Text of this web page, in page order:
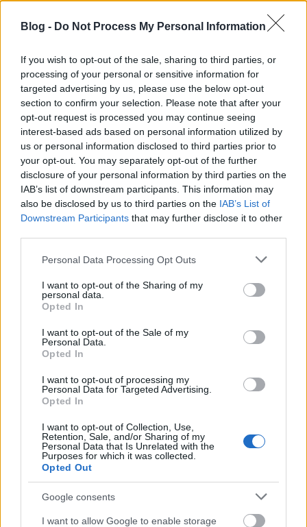
Blog - Do Not Process My Personal Information
If you wish to opt-out of the sale, sharing to third parties, or
processing of your personal or sensitive information for
targeted advertising by us, please use the below opt-out
section to confirm your selection. Please note that after your
opt-out request is processed you may continue seeing
interest-based ads based on personal information utilized by
us or personal information disclosed to third parties prior to
your opt-out. You may separately opt-out of the further
disclosure of your personal information by third parties on the
IAB’s list of downstream participants. This information may
also be disclosed by us to third parties on the IAB’s List of
Downstream Participants that may further disclose it to other
Please note that this website/app uses one or more Google
not limited to your visit or usage behaviour. You may click to
grant or deny consent to Google and its third-party tags to
use your data for below specified purposes in below Google
consent section.
Personal Data Processing Opt Outs
I want to opt-out of the Sharing of my
personal data.
Opted In
I want to opt-out of the Sale of my
Personal Data.
Opted In
I want to opt-out of processing my
Personal Data for Targeted Advertising.
Opted In
I want to opt-out of Collection, Use,
Retention, Sale, and/or Sharing of my
Personal Data that Is Unrelated with the
Purposes for which it was collected.
Opted Out
Google consents
I want to allow Google to enable storage
A tapintatlan fotóriporter.
Erdélyi Lajos archívuma a
Ceaușescu-korszakból
Erdélyi Lajos (1929, Marosvásárhely – 2020,
Budapest) fotóriporter, újságíró, értékmentő,
az erdélyi közművelődés és fotográfia ismert
és elismert alakja. 2023–2024-ben
Aktuális kiállításaink